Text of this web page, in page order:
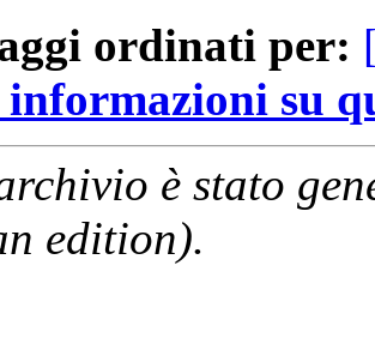
ordinati per:
su
è stato
edition).